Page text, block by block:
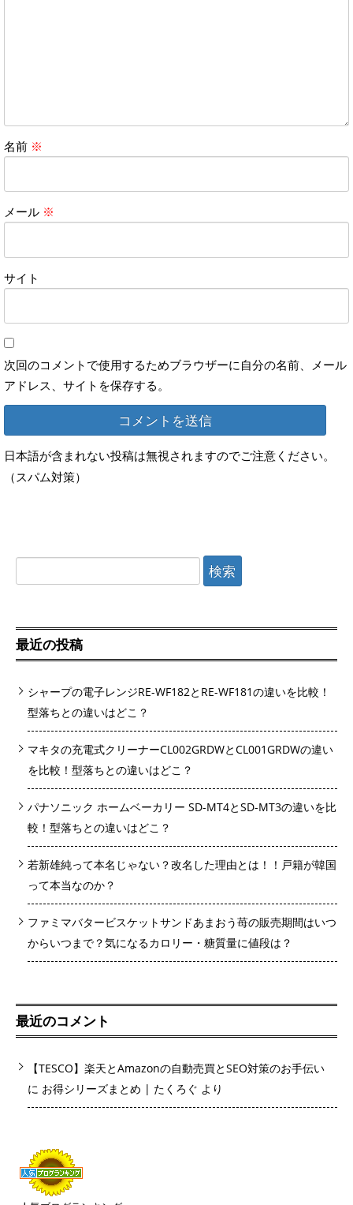
名前 ※
メール ※
サイト
次回のコメントで使用するためブラウザーに自分の名前、メール
アドレス、サイトを保存する。
日本語が含まれない投稿は無視されますのでご注意ください。
（スパム対策）
索:
最近の投稿
シャープの電子レンジRE-WF182とRE-WF181の違いを比較！
型落ちとの違いはどこ？
マキタの充電式クリーナーCL002GRDWとCL001GRDWの違い
を比較！型落ちとの違いはどこ？
パナソニック ホームベーカリー SD-MT4とSD-MT3の違いを比
較！型落ちとの違いはどこ？
若新雄純って本名じゃない？改名した理由とは！！戸籍が韓国
って本当なのか？
ファミマバタービスケットサンドあまおう苺の販売期間はいつ
からいつまで？気になるカロリー・糖質量に値段は？
最近のコメント
【TESCO】楽天とAmazonの自動売買とSEO対策のお手伝い
に お得シリーズまとめ | たくろぐ より